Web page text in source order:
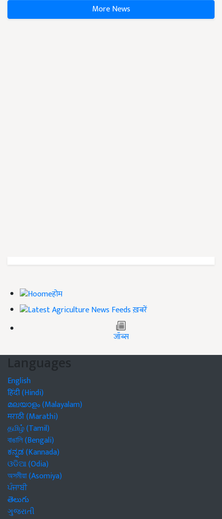
More News
होम
ख़बरें
जॉब्स
Languages
English
हिंदी (Hindi)
മലയാളം (Malayalam)
मराठी (Marathi)
தமிழ் (Tamil)
বাঙালি (Bengali)
ಕನ್ನಡ (Kannada)
ଓଡିଆ (Odia)
অসমীয়া (Asomiya)
ਪੰਜਾਬੀ
తెలుగు
ગુજરાતી